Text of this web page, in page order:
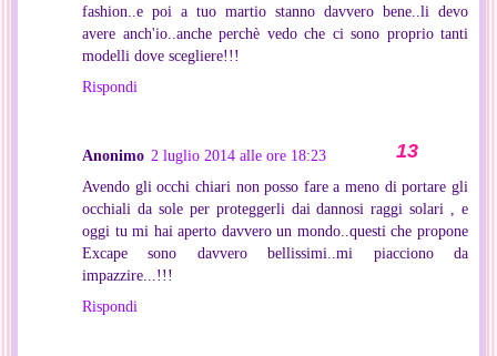
fashion..e poi a tuo martio stanno davvero bene..li devo
avere anch'io..anche perchè vedo che ci sono proprio tanti
modelli dove scegliere!!!
Rispondi
Anonimo 2 luglio 2014 alle ore 18:23
Avendo gli occhi chiari non posso fare a meno di portare gli
occhiali da sole per proteggerli dai dannosi raggi solari , e
oggi tu mi hai aperto davvero un mondo..questi che propone
Excape sono davvero bellissimi..mi piacciono da
impazzire...!!!
Rispondi